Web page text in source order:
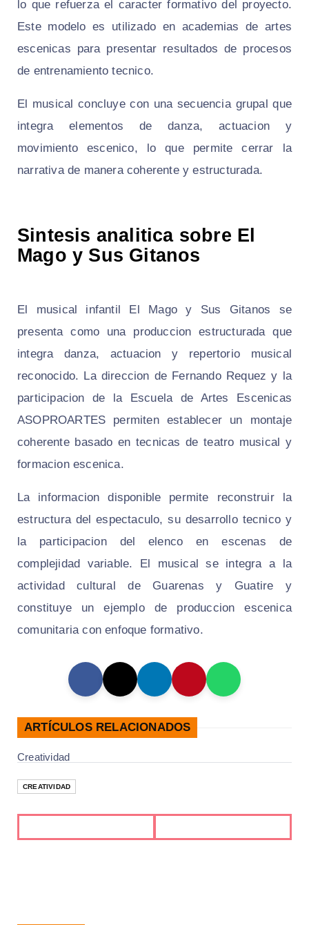
lo que refuerza el caracter formativo del proyecto.
Este modelo es utilizado en academias de artes
escenicas para presentar resultados de procesos
de entrenamiento tecnico.
El musical concluye con una secuencia grupal que
integra elementos de danza, actuacion y
movimiento escenico, lo que permite cerrar la
narrativa de manera coherente y estructurada.
Sintesis analitica sobre El
Mago y Sus Gitanos
El musical infantil El Mago y Sus Gitanos se
presenta como una produccion estructurada que
integra danza, actuacion y repertorio musical
reconocido. La direccion de Fernando Requez y la
participacion de la Escuela de Artes Escenicas
ASOPROARTES permiten establecer un montaje
coherente basado en tecnicas de teatro musical y
formacion escenica.
La informacion disponible permite reconstruir la
estructura del espectaculo, su desarrollo tecnico y
la participacion del elenco en escenas de
complejidad variable. El musical se integra a la
actividad cultural de Guarenas y Guatire y
constituye un ejemplo de produccion escenica
comunitaria con enfoque formativo.
ARTÍCULOS RELACIONADOS
Creatividad
CREATIVIDAD